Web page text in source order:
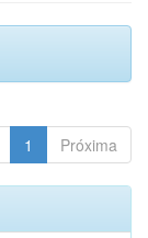
1 Próxima